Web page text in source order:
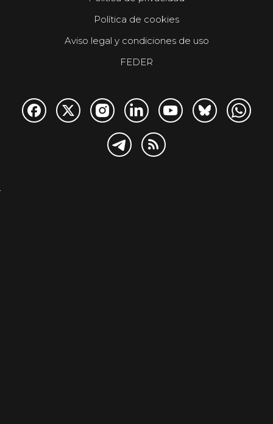
Política de cookies
Aviso legal y condiciones de uso
FEDER